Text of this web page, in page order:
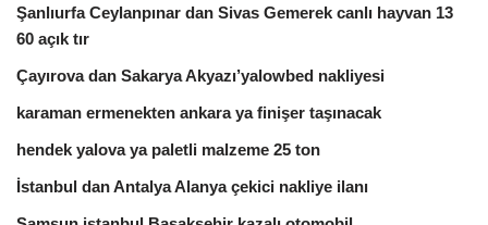
Şanlıurfa Ceylanpınar dan Sivas Gemerek canlı hayvan 13
60 açık tır
Çayırova dan Sakarya Akyazı’yalowbed nakliyesi
karaman ermenekten ankara ya finişer taşınacak
hendek yalova ya paletli malzeme 25 ton
İstanbul dan Antalya Alanya çekici nakliye ilanı